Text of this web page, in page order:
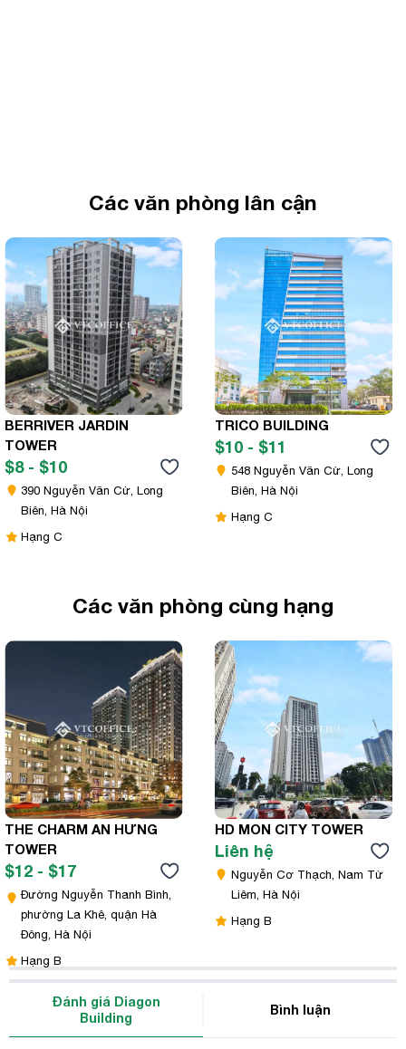
Các văn phòng lân cận
BERRIVER JARDIN
TOWER
$8 - $10
390 Nguyễn Văn Cừ, Long
Biên, Hà Nội
Hạng C
TRICO BUILDING
$10 - $11
548 Nguyễn Văn Cừ, Long
Biên, Hà Nội
Hạng C
Các văn phòng cùng hạng
THE CHARM AN HƯNG
TOWER
$12 - $17
Đường Nguyễn Thanh Bình,
phường La Khê, quận Hà
Đông, Hà Nội
Hạng B
HD MON CITY TOWER
Liên hệ
Nguyễn Cơ Thạch, Nam Từ
Liêm, Hà Nội
Hạng B
Đánh giá Diagon
Building
Bình luận